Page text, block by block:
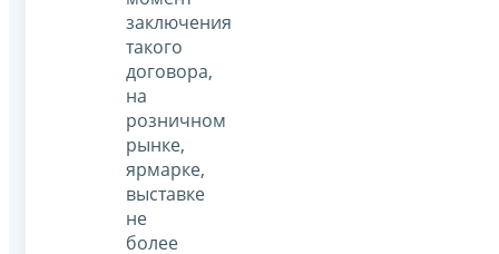
заключения
такого
договора,
на
розничном
рынке,
ярмарке,
выставке
не
более